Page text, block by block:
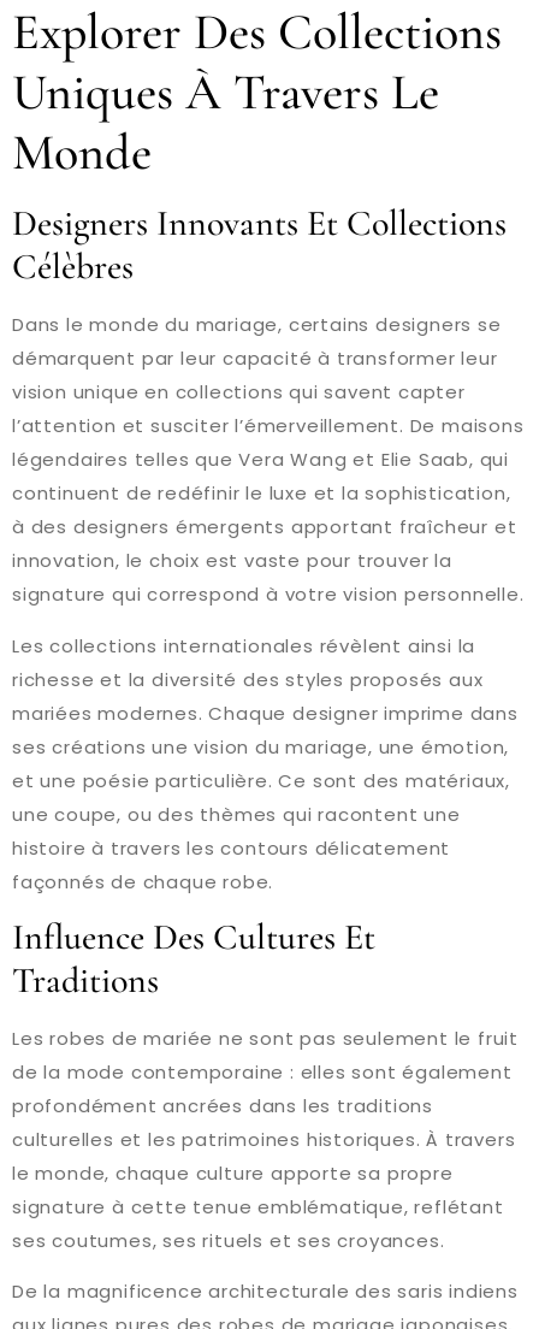
Explorer Des Collections
Uniques À Travers Le
Monde
Designers Innovants Et Collections
Célèbres
Dans le monde du mariage, certains designers se
démarquent par leur capacité à transformer leur
vision unique en collections qui savent capter
l’attention et susciter l’émerveillement. De maisons
légendaires telles que Vera Wang et Elie Saab, qui
continuent de redéfinir le luxe et la sophistication,
à des designers émergents apportant fraîcheur et
innovation, le choix est vaste pour trouver la
signature qui correspond à votre vision personnelle.
Les collections internationales révèlent ainsi la
richesse et la diversité des styles proposés aux
mariées modernes. Chaque designer imprime dans
ses créations une vision du mariage, une émotion,
et une poésie particulière. Ce sont des matériaux,
une coupe, ou des thèmes qui racontent une
histoire à travers les contours délicatement
façonnés de chaque robe.
Influence Des Cultures Et
Traditions
Les robes de mariée ne sont pas seulement le fruit
de la mode contemporaine : elles sont également
profondément ancrées dans les traditions
culturelles et les patrimoines historiques. À travers
le monde, chaque culture apporte sa propre
signature à cette tenue emblématique, reflétant
ses coutumes, ses rituels et ses croyances.
De la magnificence architecturale des saris indiens